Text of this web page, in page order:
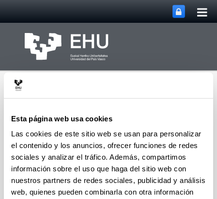
Esta página web usa cookies
Las cookies de este sitio web se usan para personalizar
el contenido y los anuncios, ofrecer funciones de redes
sociales y analizar el tráfico. Además, compartimos
información sobre el uso que haga del sitio web con
nuestros partners de redes sociales, publicidad y análisis
web, quienes pueden combinarla con otra información
Departamento de
Filología Inglesa y
Alemana y Traducción e
Interpretación
Menú Abrir/cerrar